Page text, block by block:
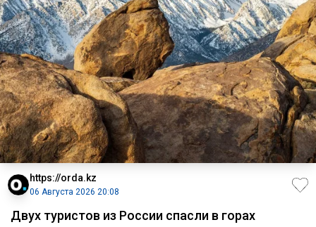
https://orda.kz
06 Августа 2026 20:08
Двух туристов из России спасли в горах